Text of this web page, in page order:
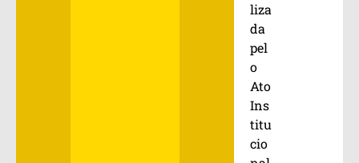
liza
da
pel
o
Ato
Ins
titu
cio